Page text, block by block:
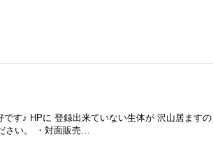
す♪ HPに 登録出来ていない生体が 沢山居ますの
さい。 ・対面販売…